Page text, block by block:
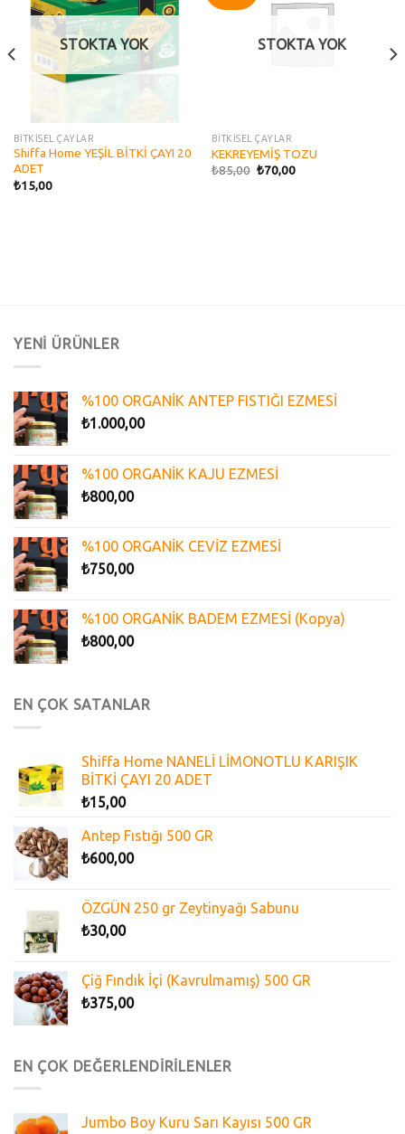
STOKTA YOK
BİTKİSEL ÇAYLAR
Shiffa Home YEŞİL BİTKİ ÇAYI 20
ADET
₺15,00
STOKTA YOK
BİTKİSEL ÇAYLAR
KEKREYEMİŞ TOZU
₺85,00 ₺70,00
YENİ ÜRÜNLER
%100 ORGANİK ANTEP FISTIĞI EZMESİ
₺1.000,00
%100 ORGANİK KAJU EZMESİ
₺800,00
%100 ORGANİK CEVİZ EZMESİ
₺750,00
%100 ORGANİK BADEM EZMESİ (Kopya)
₺800,00
EN ÇOK SATANLAR
Shiffa Home NANELİ LİMONOTLU KARIŞIK
BİTKİ ÇAYI 20 ADET
₺15,00
Antep Fıstığı 500 GR
₺600,00
ÖZGÜN 250 gr Zeytinyağı Sabunu
₺30,00
Çiğ Fındık İçi (Kavrulmamış) 500 GR
₺375,00
EN ÇOK DEĞERLENDİRİLENLER
Jumbo Boy Kuru Sarı Kayısı 500 GR